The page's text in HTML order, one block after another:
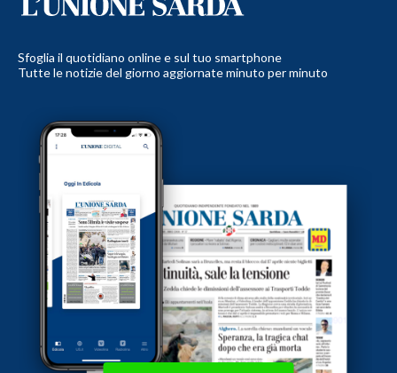
Sfoglia il quotidiano online e sul tuo smartphone
Tutte le notizie del giorno aggiornate minuto per minuto